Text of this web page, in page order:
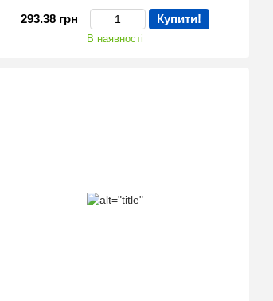
293.38 грн
Купити!
В наявності